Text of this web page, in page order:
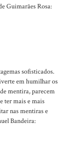
Guimarães Rosa:
sofisticados.
em humilhar os
mentira, parecem
ter mais e mais
nas mentiras e
Bandeira: